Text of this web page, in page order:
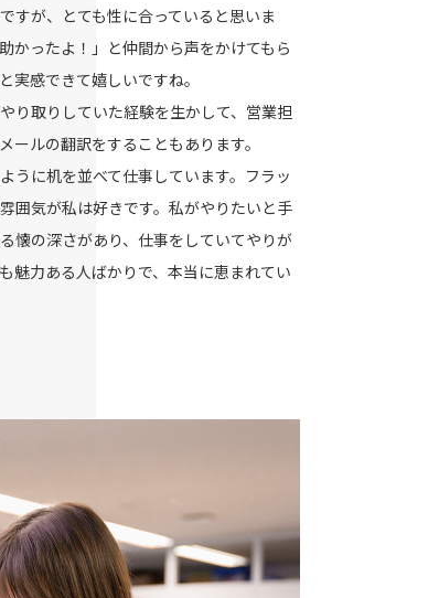
すが、とても性に合っていると思いま
かったよ！」と仲間から声をかけてもら
実感できて嬉しいですね。
り取りしていた経験を生かして、営業担
ールの翻訳をすることもあります。
うに机を並べて仕事しています。フラッ
囲気が私は好きです。私がやりたいと手
懐の深さがあり、仕事をしていてやりが
魅力ある人ばかりで、本当に恵まれてい